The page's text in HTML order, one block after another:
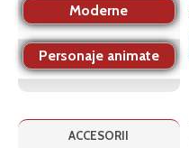
Moderne
Personaje animate
ACCESORII